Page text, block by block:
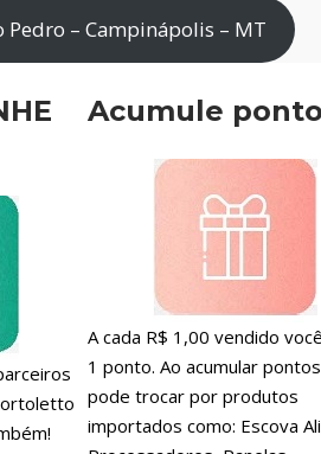
– Campinápolis – MT
Acumule
A cada R$ 1,00 vendido
1 ponto. Ao acumular
pode trocar por produtos
importados como: Escova